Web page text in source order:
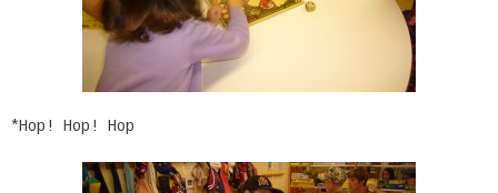
*Hop! Hop! Hop